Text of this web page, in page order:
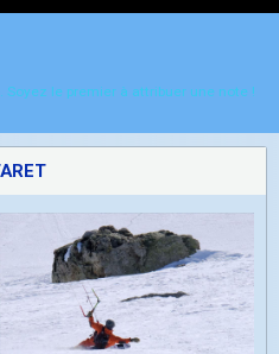
Soyez le premier à attribuer une note !